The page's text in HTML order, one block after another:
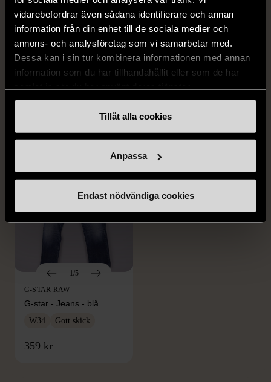
vidarebefordrar även sådana identifierare och annan
information från din enhet till de sociala medier och
annons- och analysföretag som vi samarbetar med.
Dessa kan i sin tur kombinera informationen med annan
information som du har tillhandahållit eller som de har
Tillåt alla cookies
Anpassa
Endast nödvändiga cookies
1/5
DRESSMANN
Dressmann -
Kostymbyxor med
pressveck
159 kr
1/5
BONDELID
Bondelid - Randig skjorta
- Blå vit
199 kr
1/5
G-STAR RAW
G-star - Jeans - blå
W34 Gott skick
359 kr
FRÅN SAMMA VARUMÄRKE